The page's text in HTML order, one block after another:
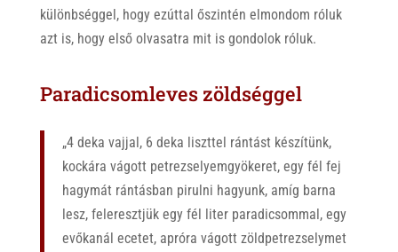
különbséggel, hogy ezúttal őszintén elmondom róluk
azt is, hogy első olvasatra mit is gondolok róluk.
Paradicsomleves zöldséggel
„4 deka vajjal, 6 deka liszttel rántást készítünk,
kockára vágott petrezselyemgyökeret, egy fél fej
hagymát rántásban pirulni hagyunk, amíg barna
lesz, feleresztjük egy fél liter paradicsommal, egy
evőkanál ecetet, apróra vágott zöldpetrezselymet